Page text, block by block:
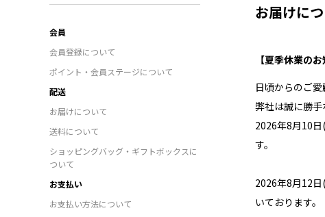
会員
会員登録について
ポイント・会員ステージについて
配送
お届けについて
送料について
ショッピングバッグ・ギフトボックスに
ついて
お支払い
お支払い方法について
お届けに
【夏季休業のお
日頃からのご愛
弊社は誠に勝
2026年8月10
す。
2026年8月12
いております。